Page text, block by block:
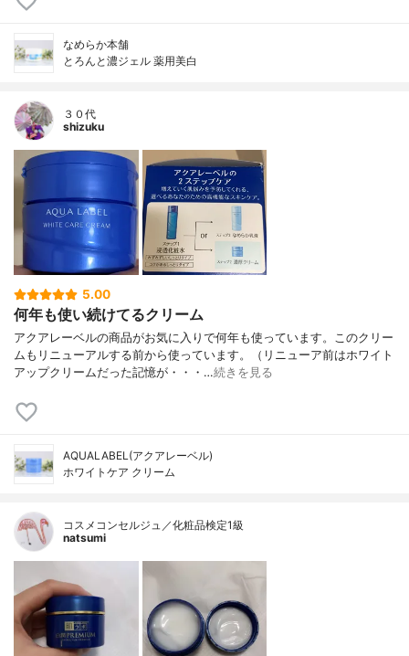
なめらか本舗
とろんと濃ジェル 薬用美白
３０代
shizuku
5.00
何年も使い続けてるクリーム
アクアレーベルの商品がお気に入りで何年も使っています。このクリー
ムもリニューアルする前から使っています。（リニューア前はホワイト
アップクリームだった記憶が・・・…続きを見る
AQUALABEL(アクアレーベル)
ホワイトケア クリーム
コスメコンセルジュ／化粧品検定1級
natsumi